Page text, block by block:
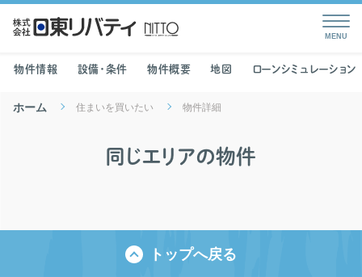
物件情報 設備・条件 物件概要 地図 ローンシミュレーション
ホーム 住まいを買いたい 物件詳細
同じエリアの物件
トップへ戻る